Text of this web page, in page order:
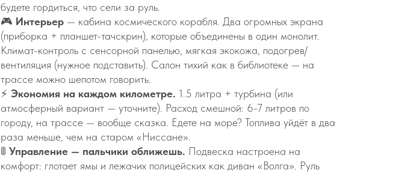
будете гордиться, что сели за руль.
🎮 Интерьер — кабина космического корабля. Два огромных экрана
(приборка + планшет-тачскрин), которые объединены в один монолит.
Климат-контроль с сенсорной панелью, мягкая экокожа, подогрев/
вентиляция (нужное подставить). Салон тихий как в библиотеке — на
трассе можно шепотом говорить.
⚡ Экономия на каждом километре. 1.5 литра + турбина (или
атмосферный вариант — уточните). Расход смешной: 6-7 литров по
городу, на трассе — вообще сказка. Едете на море? Топлива уйдёт в два
раза меньше, чем на старом «Ниссане».
🚦 Управление — пальчики оближешь. Подвеска настроена на
комфорт: глотает ямы и лежачих полицейских как диван «Волга». Руль